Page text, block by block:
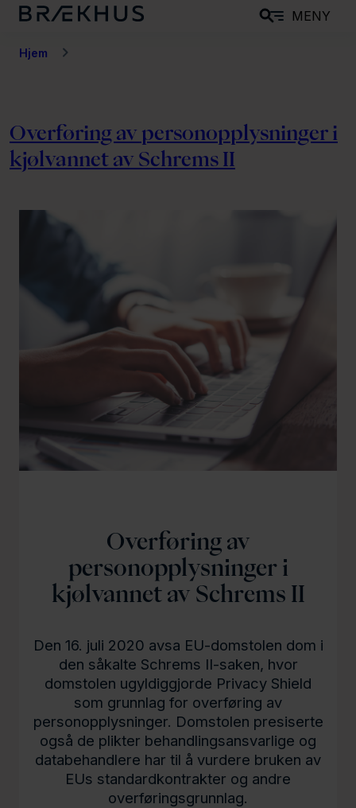
MENY
Hjem
Overføring av personopplysninger i
kjølvannet av Schrems II
Overføring av
personopplysninger i
kjølvannet av Schrems II
Den 16. juli 2020 avsa EU-domstolen dom i
den såkalte Schrems II-saken, hvor
domstolen ugyldiggjorde Privacy Shield
som grunnlag for overføring av
personopplysninger. Domstolen presiserte
også de plikter behandlingsansvarlige og
databehandlere har til å vurdere bruken av
EUs standardkontrakter og andre
overføringsgrunnlag.